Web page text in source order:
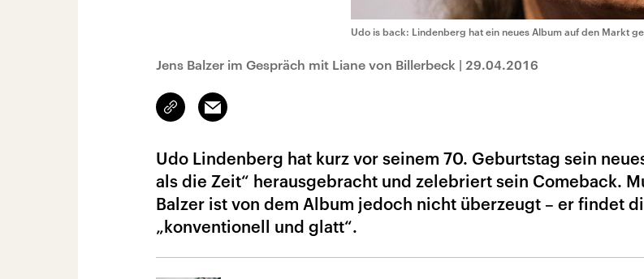
Udo is back: Lindenberg hat ein neues Album auf den Markt
Jens Balzer im Gespräch mit Liane von Billerbeck | 29.04.2016
Link
kopieren/teilen
Email
Udo Lindenberg hat kurz vor seinem 70. Geburtstag sein
als die Zeit“ herausgebracht und zelebriert sein Comeback.
Balzer ist von dem Album jedoch nicht überzeugt – er findet
„konventionell und glatt“.